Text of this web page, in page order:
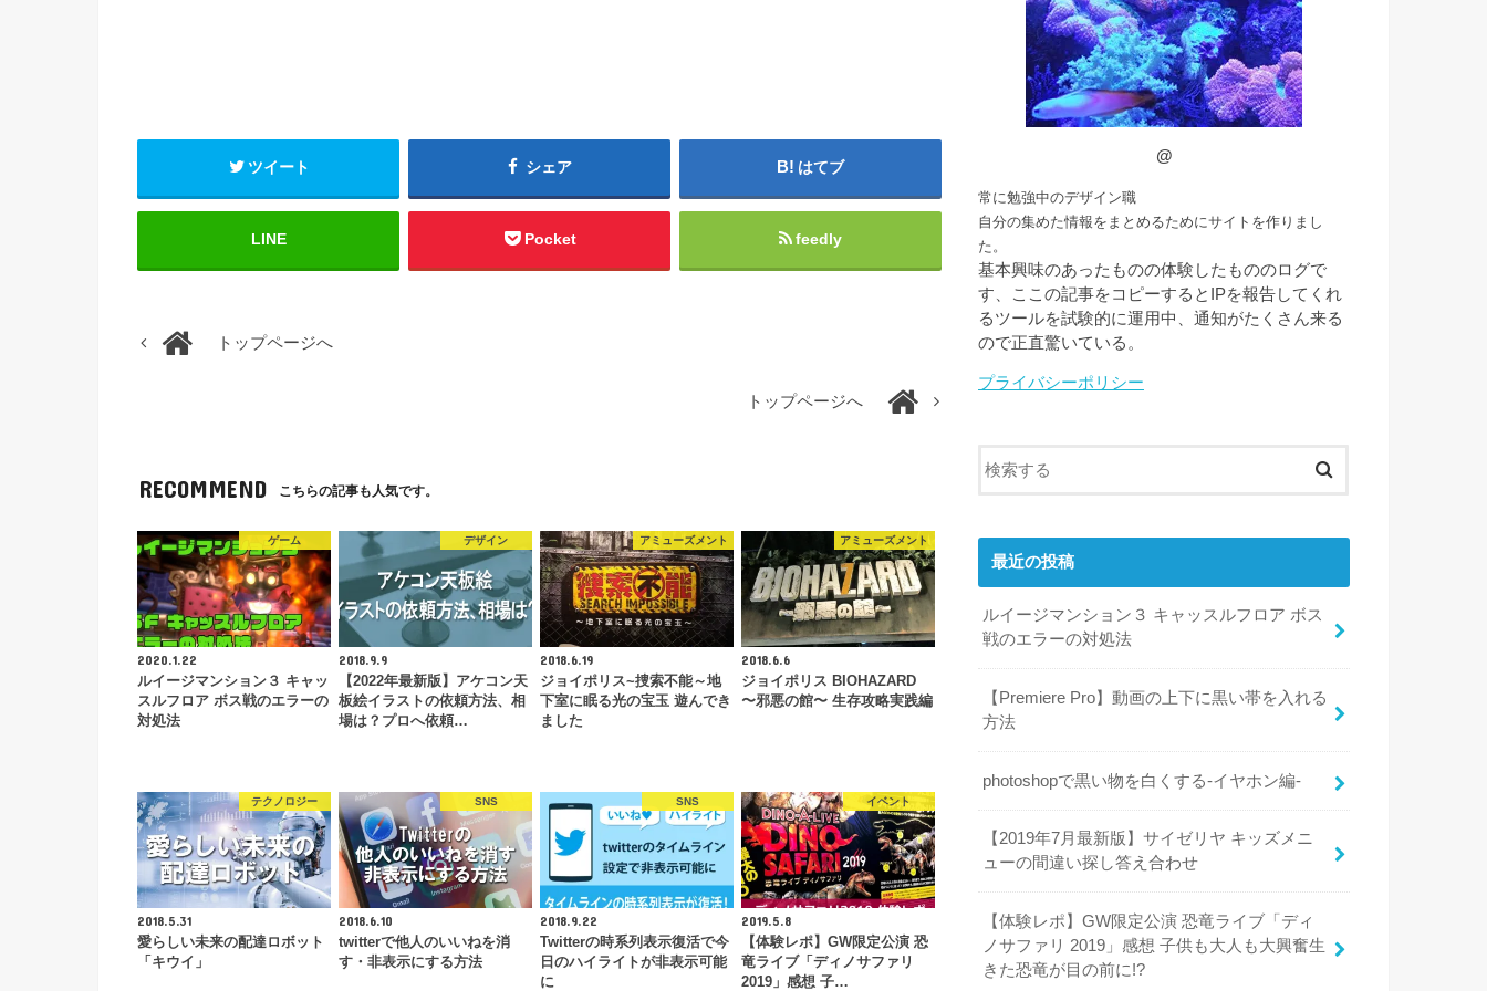
ツイート シェア はてブ
LINE Pocket feedly
トップページへ
トップページへ
RECOMMEND こちらの記事も人気です。
ゲーム
2020.1.22
ルイージマンション３ キャッ
スルフロア ボス戦のエラーの
対処法
デザイン
2018.9.9
【2022年最新版】アケコン天
板絵イラストの依頼方法、相
場は？プロへ依頼…
アミューズメント
2018.6.19
ジョイポリス~捜索不能～地
下室に眠る光の宝玉 遊んでき
ました
アミューズメント
2018.6.6
ジョイポリス BIOHAZARD
〜邪悪の館〜 生存攻略実践編
テクノロジー
2018.5.31
愛らしい未来の配達ロボット
「キウイ」
SNS
2018.6.10
twitterで他人のいいねを消
す・非表示にする方法
SNS
2018.9.22
Twitterの時系列表示復活で今
日のハイライトが非表示可能
に
イベント
2019.5.8
【体験レポ】GW限定公演 恐
竜ライブ「ディノサファリ
2019」感想 子…
@
常に勉強中のデザイン職
自分の集めた情報をまとめるためにサイトを作りまし
た。
基本興味のあったものの体験したもののログで
す、ここの記事をコピーするとIPを報告してくれ
るツールを試験的に運用中、通知がたくさん来る
ので正直驚いている。
プライバシーポリシー
最近の投稿
ルイージマンション３ キャッスルフロア ボス
戦のエラーの対処法
【Premiere Pro】動画の上下に黒い帯を入れる
方法
photoshopで黒い物を白くする-イヤホン編-
【2019年7月最新版】サイゼリヤ キッズメニ
ューの間違い探し答え合わせ
【体験レポ】GW限定公演 恐竜ライブ「ディ
ノサファリ 2019」感想 子供も大人も大興奮生
きた恐竜が目の前に!?